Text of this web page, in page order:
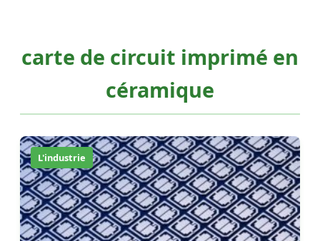
carte de circuit imprimé en
céramique
L'industrie